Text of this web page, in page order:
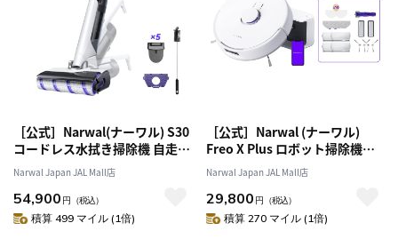
［公式］Narwal(ナーワル) S30
コードレス水拭き掃除機 自走式
20,000Pa強力吸引 80℃温水モ
ップ自動洗浄 ヒートアイロン乾
燥 使い捨てゴミ分別ネット 乾
湿両用掃除機 家具の下も清掃可
Narwal Japan JAL Mall店
54,900 円 （税込）
積算 499 マイル (1倍)
［公式］Narwal (ナーワル)
Freo X Plus ロボット掃除機セ
ット | 絡まりゼロブラシ 収集ゴ
ミ圧縮機能 7週間以上のゴミ捨
てサイクル 最大7800Pa強力吸
引 静音設計 水拭き対応 自動モ
Narwal Japan JAL Mall店
29,800 円 （税込）
積算 270 マイル (1倍)